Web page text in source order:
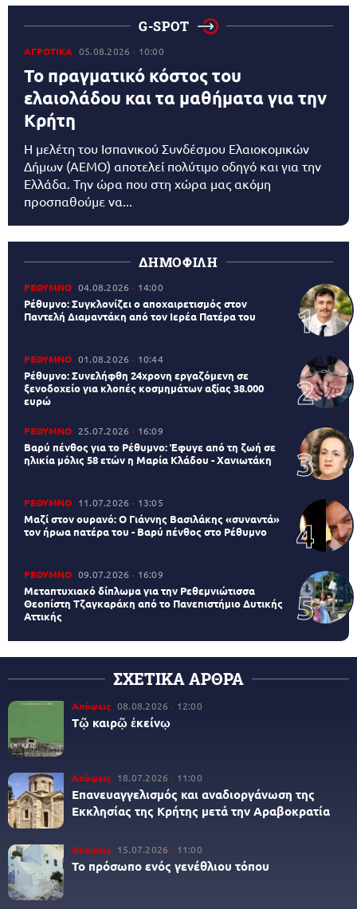
G-SPOT
ΑΓΡΟΤΙΚΑ 05.08.2026 10:00
Το πραγματικό κόστος του
ελαιολάδου και τα μαθήματα για την
Κρήτη
Η μελέτη του Ισπανικού Συνδέσμου Ελαιοκομικών
Δήμων (AEMO) αποτελεί πολύτιμο οδηγό και για την
Ελλάδα. Την ώρα που στη χώρα μας ακόμη
προσπαθούμε να...
ΔΗΜΟΦΙΛΗ
ΡΕΘΥΜΝΟ 04.08.2026 14:00
Ρέθυμνο: Συγκλονίζει ο αποχαιρετισμός στον
Παντελή Διαμαντάκη από τον Ιερέα Πατέρα του
ΡΕΘΥΜΝΟ 01.08.2026 10:44
Ρέθυμνο: Συνελήφθη 24χρονη εργαζόμενη σε
ξενοδοχείο για κλοπές κοσμημάτων αξίας 38.000
ευρώ
ΡΕΘΥΜΝΟ 25.07.2026 16:09
Βαρύ πένθος για το Ρέθυμνο: Έφυγε από τη ζωή σε
ηλικία μόλις 58 ετών η Μαρία Κλάδου - Χανιωτάκη
ΡΕΘΥΜΝΟ 11.07.2026 13:05
Μαζί στον ουρανό: Ο Γιάννης Βασιλάκης «συναντά»
τον ήρωα πατέρα του - Βαρύ πένθος στο Ρέθυμνο
ΡΕΘΥΜΝΟ 09.07.2026 16:09
Μεταπτυχιακό δίπλωμα για την Ρεθεμνιώτισσα
Θεοπίστη Τζαγκαράκη από το Πανεπιστήμιο Δυτικής
Αττικής
ΣΧΕΤΙΚΑ ΑΡΘΡΑ
Απόψεις 08.08.2026 12:00
Τῷ καιρῷ ἐκείνῳ
Απόψεις 18.07.2026 11:00
Επανευαγγελισμός και αναδιοργάνωση της
Εκκλησίας της Κρήτης μετά την Αραβοκρατία
Απόψεις 15.07.2026 11:00
Το πρόσωπο ενός γενέθλιου τόπου